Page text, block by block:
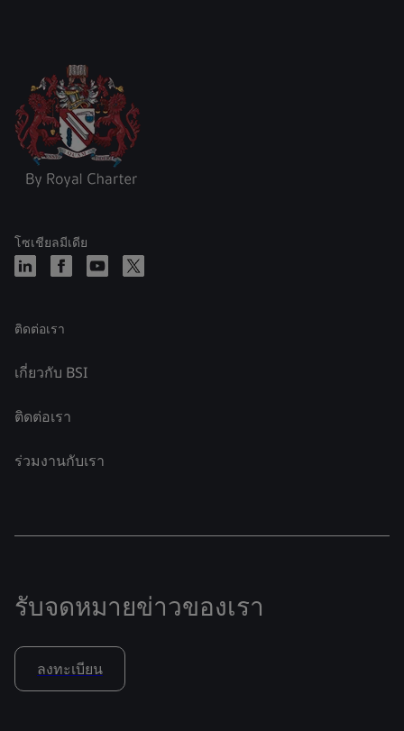
โซเชียลมีเดีย
ติดต่อเรา
เกี่ยวกับ BSI
ติดต่อเรา
ร่วมงานกับเรา
รับจดหมายข่าวของเรา
ลงทะเบียน